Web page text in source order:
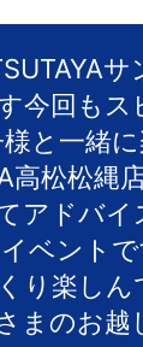
サ
今回も
と一緒
高松松縄
アドバイ
ベント
り楽しん
まのお越